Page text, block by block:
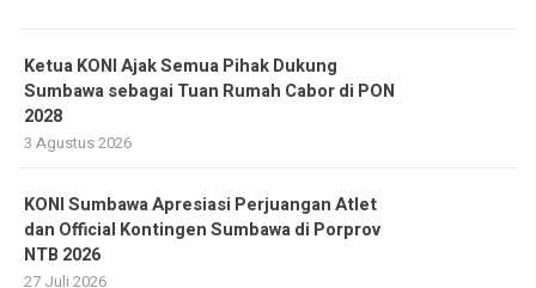
Ketua KONI Ajak Semua Pihak Dukung
Sumbawa sebagai Tuan Rumah Cabor di PON
2028
3 Agustus 2026
KONI Sumbawa Apresiasi Perjuangan Atlet
dan Official Kontingen Sumbawa di Porprov
NTB 2026
27 Juli 2026